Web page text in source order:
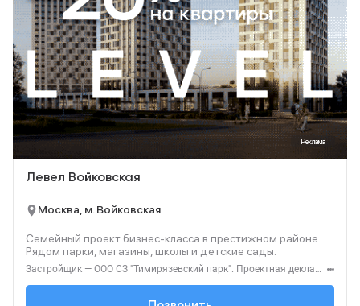
Реклама
Левел Войковская
Москва, м. Войковская
Семейный проект бизнес-класса в престижном районе.
Рядом парки, магазины, школы и детские сады.
Застройщик — ООО СЗ "Тимирязевский парк". Проектная декларация — наш.дом.рф. Акция до 31.08.2026. Не оферта. Подробности — level.ru